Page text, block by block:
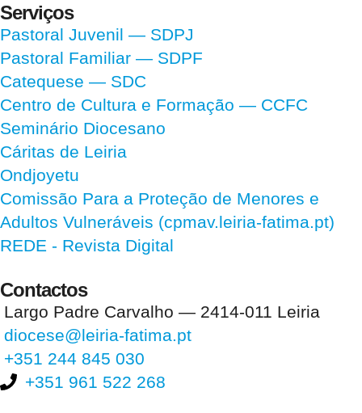
Serviços
Pastoral Juvenil — SDPJ
Pastoral Familiar — SDPF
Catequese — SDC
Centro de Cultura e Formação — CCFC
Seminário Diocesano
Cáritas de Leiria
Ondjoyetu
Comissão Para a Proteção de Menores e
Adultos Vulneráveis (cpmav.leiria-fatima.pt)
REDE - Revista Digital
Contactos
Largo Padre Carvalho — 2414-011 Leiria
diocese@leiria-fatima.pt
+351 244 845 030
+351 961 522 268